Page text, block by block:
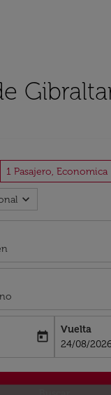
1 Pasajero, Economica
expand_more
date-aria-label
today
Vuelta
fc-
24/08/2026